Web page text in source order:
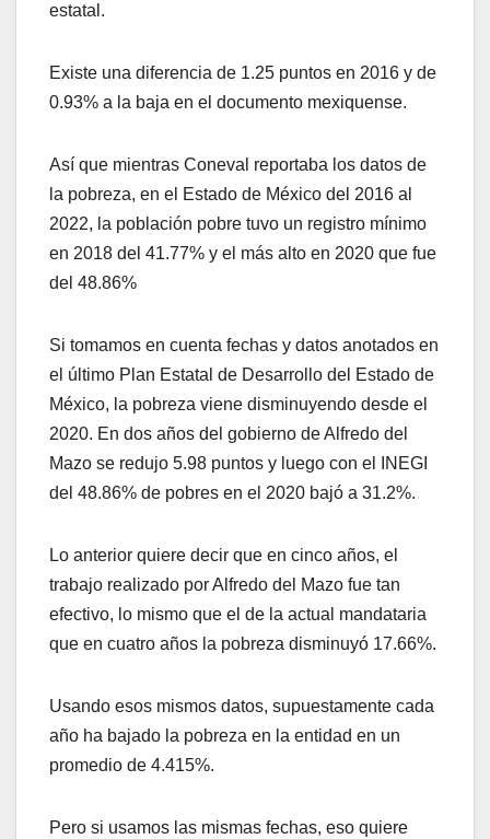
estatal.
Existe una diferencia de 1.25 puntos en 2016 y de
0.93% a la baja en el documento mexiquense.
Así que mientras Coneval reportaba los datos de
la pobreza, en el Estado de México del 2016 al
2022, la población pobre tuvo un registro mínimo
en 2018 del 41.77% y el más alto en 2020 que fue
del 48.86%
Si tomamos en cuenta fechas y datos anotados en
el último Plan Estatal de Desarrollo del Estado de
México, la pobreza viene disminuyendo desde el
2020. En dos años del gobierno de Alfredo del
Mazo se redujo 5.98 puntos y luego con el INEGI
del 48.86% de pobres en el 2020 bajó a 31.2%.
Lo anterior quiere decir que en cinco años, el
trabajo realizado por Alfredo del Mazo fue tan
efectivo, lo mismo que el de la actual mandataria
que en cuatro años la pobreza disminuyó 17.66%.
Usando esos mismos datos, supuestamente cada
año ha bajado la pobreza en la entidad en un
promedio de 4.415%.
Pero si usamos las mismas fechas, eso quiere